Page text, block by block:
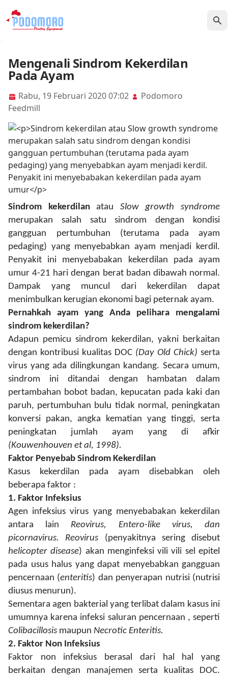
Mengenali Sindrom Kekerdilan
Pada Ayam
Rabu, 19 Februari 2020 07:02
Podomoro
Feedmill
Sindrom kekerdilanatau Slow growth syndrome
merupakan salah satu sindrom dengan kondisi
gangguan pertumbuhan (terutama pada ayam
pedaging) yang menyebabkan ayam menjadi kerdil.
Penyakit ini menyebabakan kekerdilan pada ayam
umur 4-21 hari dengan berat badan dibawah normal.
Dampak yang muncul dari kekerdilan dapat
menimbulkan kerugian ekonomi bagi peternak ayam.
Pernahkah ayam yang Anda pelihara mengalami
sindrom kekerdilan?
Adapun pemicu sindrom kekerdilan, yakni berkaitan
dengan kontribusi kualitas DOC (Day Old Chick) serta
virus yang ada dilingkungan kandang. Secara umum,
sindrom ini ditandai dengan hambatan dalam
pertambahan bobot badan, kepucatan pada kaki dan
paruh, pertumbuhan bulu tidak normal, peningkatan
konversi pakan, angka kematian yang tinggi, serta
peningkatan jumlah ayam yang di afkir
(Kouwenhouven et al, 1998).
Faktor Penyebab Sindrom Kekerdilan
Kasus kekerdilan pada ayam disebabkan oleh
beberapa faktor :
1. Faktor Infeksius
Agen infeksius virus yang menyebabakan kekerdilan
antara lain Reovirus, Entero-like virus, dan
picornavirus. Reovirus (penyakitnya sering disebut
helicopter disease) akan menginfeksi vili vili sel epitel
pada usus halus yang dapat menyebabkan gangguan
pencernaan (enteritis) dan penyerapan nutrisi (nutrisi
diusus menurun).
Sementara agen bakterial yang terlibat dalam kasus ini
umumnya karena infeksi saluran pencernaan , seperti
Colibacillosis maupun Necrotic Enteritis.
2. Faktor Non Infeksius
Faktor non infeksius berasal dari hal hal yang
berkaitan dengan manajemen serta kualitas DOC.